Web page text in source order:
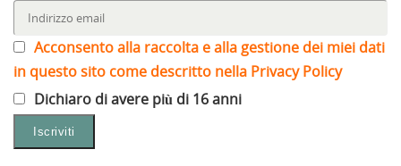
Acconsento alla raccolta e alla gestione dei miei dati
in questo sito come descritto nella Privacy Policy
Dichiaro di avere più di 16 anni